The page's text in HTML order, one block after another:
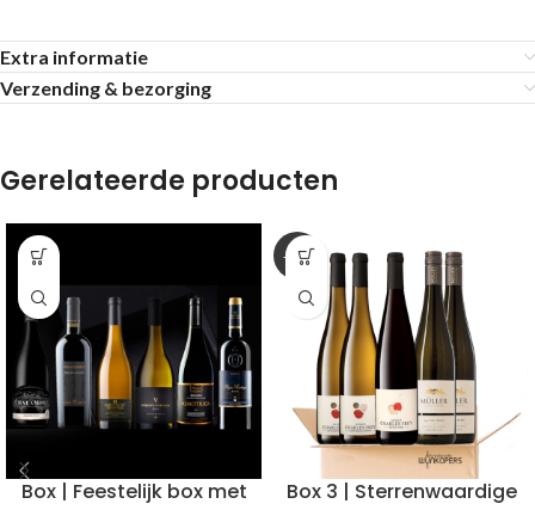
Extra informatie
Verzending & bezorging
Gerelateerde producten
Box | Feestelijk box met
-10%
Box 3 | Sterrenwaardige